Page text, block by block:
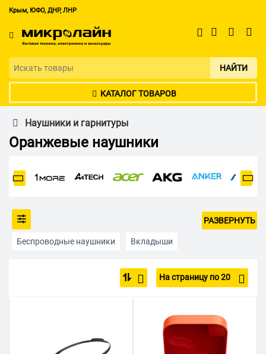
Крым, ЮФО, ДНР, ЛНР
НАЙТИ
КАТАЛОГ ТОВАРОВ
Наушники и гарнитуры
Оранжевые наушники
Беспроводные наушники Вкладыши
Детские
Беспроводные JBL
Для PlayStation и Xbox Для телевизора
РАЗВЕРНУТЬ
На страницу по 20